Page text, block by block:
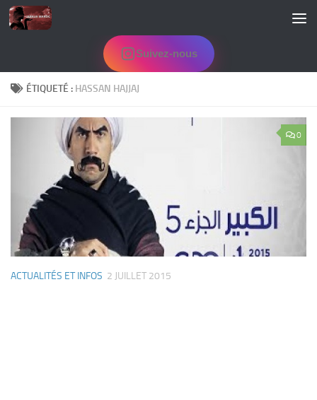
Skip to content
Suivez-nous
ÉTIQUETÉ : HASSAN HAJJAJ
0
ACTUALITÉS ET INFOS 2 JUILLET 2015